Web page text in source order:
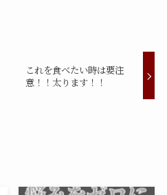
これを食べたい時は要注
意！！太ります！！